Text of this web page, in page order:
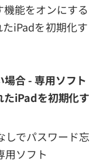
能をオンにする
iPadを初期化す
合 - 専用ソフト
たiPadを初期化す
しでパスワード忘
用ソフト